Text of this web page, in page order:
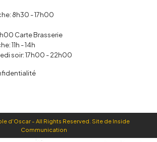
8h30 - 17h00
Carte Brasserie
11h - 14h
soir: 17h00 - 22h00
d'Oscar - All Rights Reserved. Site de Inside
Communication